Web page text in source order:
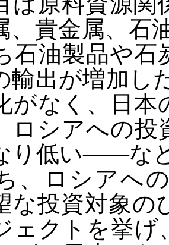
、貴金属、石
石油製品や
輸出が増加し
がなく、日
ロシアへの投
り低い――な
、ロシアへ
な投資対象
ェクトを挙げ